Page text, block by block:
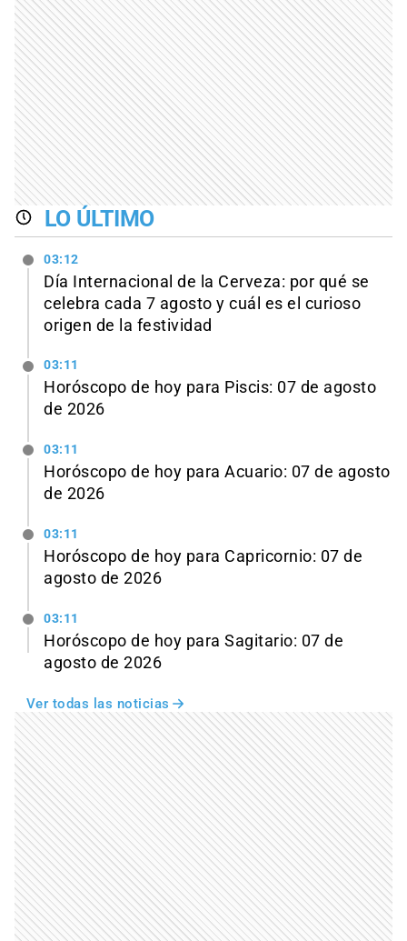
LO ÚLTIMO
03:12
Día Internacional de la Cerveza: por qué se
celebra cada 7 agosto y cuál es el curioso
origen de la festividad
03:11
Horóscopo de hoy para Piscis: 07 de agosto
de 2026
03:11
Horóscopo de hoy para Acuario: 07 de agosto
de 2026
03:11
Horóscopo de hoy para Capricornio: 07 de
agosto de 2026
03:11
Horóscopo de hoy para Sagitario: 07 de
agosto de 2026
Ver todas las noticias